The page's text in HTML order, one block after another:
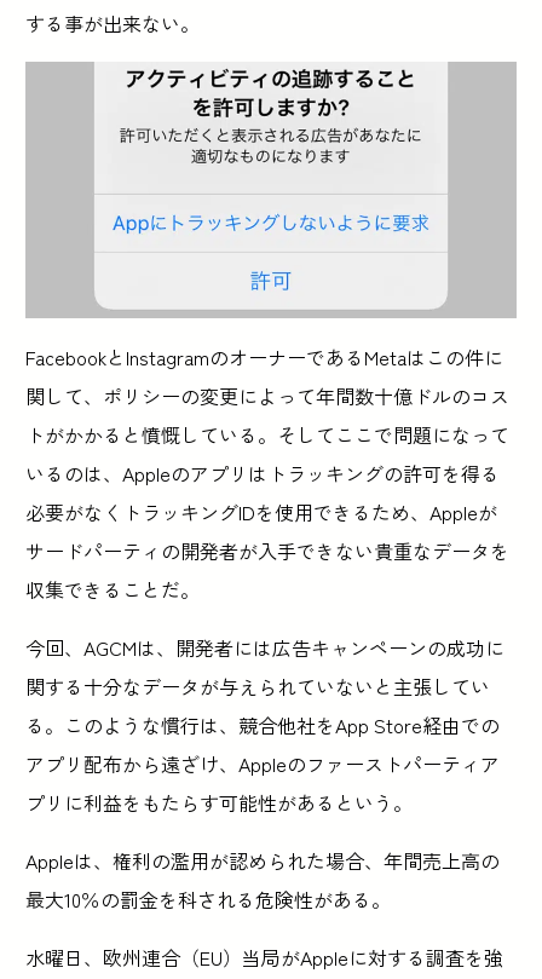
する事が出来ない。
FacebookとInstagramのオーナーであるMetaはこの件に
関して、ポリシーの変更によって年間数十億ドルのコス
トがかかると憤慨している。そしてここで問題になって
いるのは、Appleのアプリはトラッキングの許可を得る
必要がなくトラッキングIDを使用できるため、Appleが
サードパーティの開発者が入手できない貴重なデータを
収集できることだ。
今回、AGCMは、開発者には広告キャンペーンの成功に
関する十分なデータが与えられていないと主張してい
る。このような慣行は、競合他社をApp Store経由での
アプリ配布から遠ざけ、Appleのファーストパーティア
プリに利益をもたらす可能性があるという。
Appleは、権利の濫用が認められた場合、年間売上高の
最大10％の罰金を科される危険性がある。
水曜日、欧州連合（EU）当局がAppleに対する調査を強